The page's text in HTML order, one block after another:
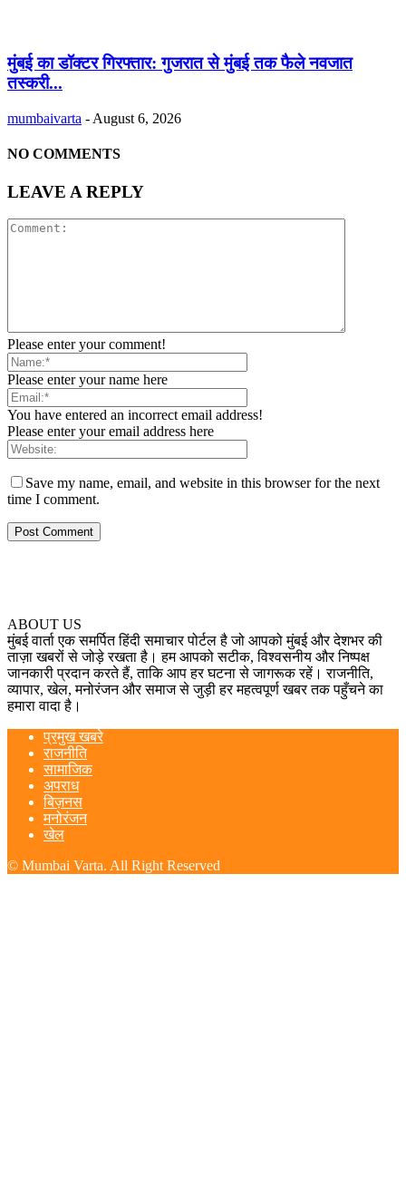
मुंबई का डॉक्टर गिरफ्तार: गुजरात से मुंबई तक फैले नवजात
तस्करी...
mumbaivarta - August 6, 2026
NO COMMENTS
LEAVE A REPLY
Please enter your comment!
Please enter your name here
You have entered an incorrect email address!
Please enter your email address here
Save my name, email, and website in this browser for the next
time I comment.
ABOUT US
मुंबई वार्ता एक समर्पित हिंदी समाचार पोर्टल है जो आपको मुंबई और देशभर की
ताज़ा खबरों से जोड़े रखता है। हम आपको सटीक, विश्वसनीय और निष्पक्ष
जानकारी प्रदान करते हैं, ताकि आप हर घटना से जागरूक रहें। राजनीति,
व्यापार, खेल, मनोरंजन और समाज से जुड़ी हर महत्वपूर्ण खबर तक पहुँचने का
हमारा वादा है।
प्रमुख खबरे
राजनीति
सामाजिक
अपराध
बिज़नस
मनोरंजन
खेल
© Mumbai Varta. All Right Reserved